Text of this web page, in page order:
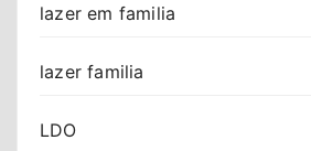
lazer em familia
lazer familia
LDO